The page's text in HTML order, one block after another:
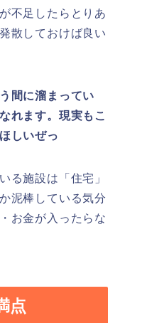
不足したらとりあ
散しておけば良い
間に溜まってい
れます。現実もこ
しいぜっ
る施設は「住宅」
泥棒している気分
お金が入ったらな
点